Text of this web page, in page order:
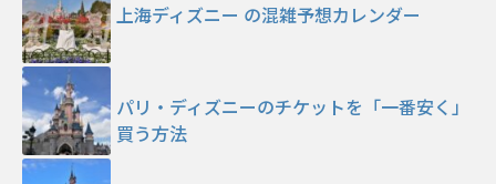
上海ディズニー の混雑予想カレンダー
パリ・ディズニーのチケットを「一番安く」
買う方法